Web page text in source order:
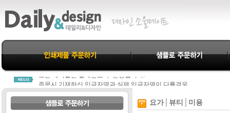
모든 제작물은 결제완료 후 진행됩니다.
주문시 기재하신 입금자명과 실제 입금자명이 다를경우
당사 고객센터 1800-3312로 연락주셔야 누락되지 않습니다.
항상 친절과 신뢰로 고객님께 다가가는 데일리&디자인이 되겠습니다.
데일리&디자인을 찾아주신 모든분께 진심으로 감사드립니다.
요가│뷰티│미용